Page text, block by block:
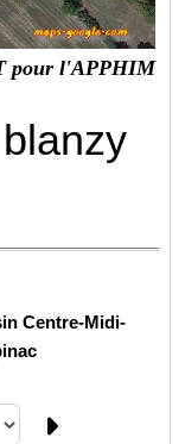
pour l'APPHIM
blanzy
Centre-Midi-